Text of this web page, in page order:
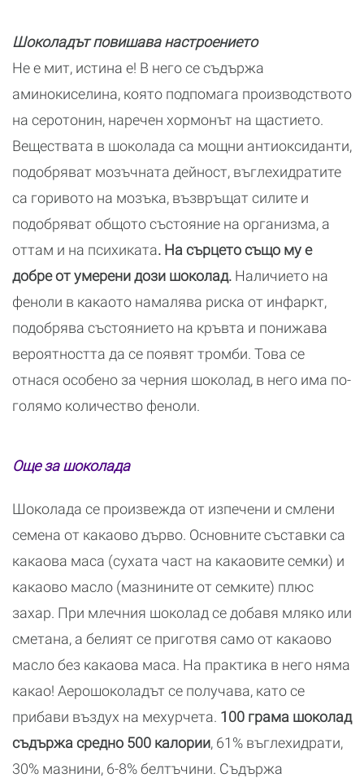
Шоколадът повишава настроението
Не е мит, истина е! В него се съдържа
аминокиселина, която подпомага производството
на серотонин, наречен хормонът на щастието.
Веществата в шоколада са мощни антиоксиданти,
подобряват мозъчната дейност, въглехидратите
са горивото на мозъка, възвръщат силите и
подобряват общото състояние на организма, а
оттам и на психиката. На сърцето също му е
добре от умерени дози шоколад. Наличието на
феноли в какаото намалява риска от инфаркт,
подобрява състоянието на кръвта и понижава
вероятността да се появят тромби. Това се
отнася особено за черния шоколад, в него има по-
голямо количество феноли.
Още за шоколада
Шоколада се произвежда от изпечени и смлени
семена от какаово дърво. Основните съставки са
какаова маса (сухата част на какаовите семки) и
какаово масло (мазнините от семките) плюс
захар. При млечния шоколад се добавя мляко или
сметана, а белият се приготвя само от какаово
масло без какаова маса. На практика в него няма
какао! Аерошоколадът се получава, като се
прибави въздух на мехурчета. 100 грама шоколад
съдържа средно 500 калории, 61% въглехидрати,
30% мазнини, 6-8% белтъчини. Съдържа